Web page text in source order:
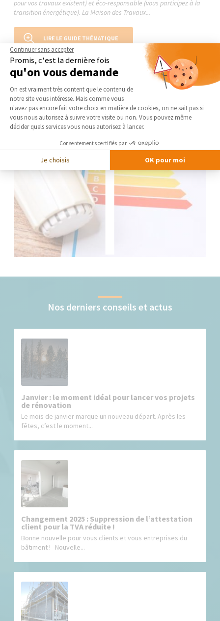
pour vos travaux existent) et éco-responsable (vous participez à la
transition énergétique). La Maison des Travaux...
LIRE LE GUIDE THÉMATIQUE
Nos derniers conseils et actus
Janvier : le moment idéal pour lancer vos projets
de rénovation
Le mois de janvier marque un nouveau départ. Après les
fêtes, c’est le moment...
Changement 2025 : Suppression de l’attestation
client pour la TVA réduite !
Bonne nouvelle pour vous clients et vous entreprises du
bâtiment ! Nouvelle...
Continuer sans accepter
Promis, c'est la dernière fois
qu'on vous demande
Plateforme de Gestion du
On est vraiment très content que le contenu de
notre site vous intéresse. Mais comme vous
n'avez pas encore fait votre choix en matière de cookies, on ne sait pas si
vous nous autorisez à suivre votre visite ou non. Vous pouvez même
décider quels services vous nous autorisez à lancer.
Consentements certifiés par
Je choisis OK pour moi
Axeptio consent